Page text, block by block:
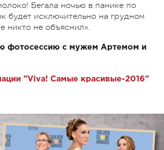
Бегала ночью в панике по
будет исключительно на грудном
никто не объяснил».
фотосессию с мужем Артемом и
"Viva! Самые красивые-2016"